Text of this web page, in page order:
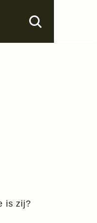
is zij?